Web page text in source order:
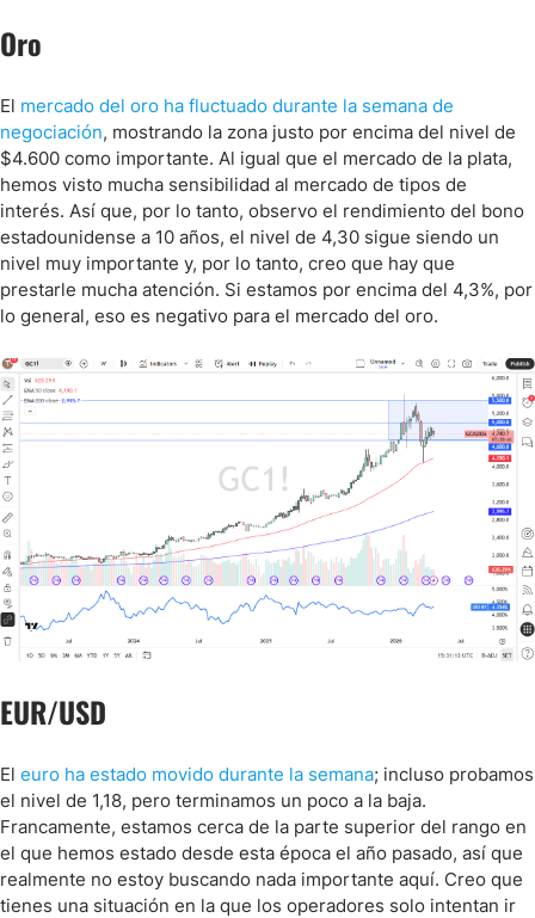
Oro
El mercado del oro ha fluctuado durante la semana de
negociación, mostrando la zona justo por encima del nivel de
$4.600 como importante. Al igual que el mercado de la plata,
hemos visto mucha sensibilidad al mercado de tipos de
interés. Así que, por lo tanto, observo el rendimiento del bono
estadounidense a 10 años, el nivel de 4,30 sigue siendo un
nivel muy importante y, por lo tanto, creo que hay que
prestarle mucha atención. Si estamos por encima del 4,3%, por
lo general, eso es negativo para el mercado del oro.
EUR/USD
El euro ha estado movido durante la semana; incluso probamos
el nivel de 1,18, pero terminamos un poco a la baja.
Francamente, estamos cerca de la parte superior del rango en
el que hemos estado desde esta época el año pasado, así que
realmente no estoy buscando nada importante aquí. Creo que
tienes una situación en la que los operadores solo intentan ir